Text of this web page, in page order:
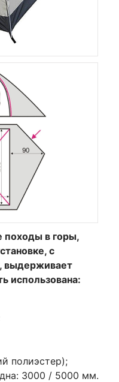
походы в горы,
с
выдерживает
использована:
полиэстер);
3000 / 5000 мм.